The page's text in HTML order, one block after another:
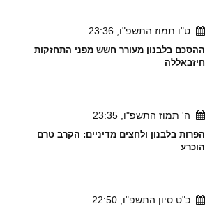
ט"ו תמוז התשפ"ו, 23:36
ההסכם בלבנון מעורר חשש מפני התחזקות
חיזבאללה
ה' תמוז התשפ"ו, 23:35
הפרות בלבנון ולחצים מדיניים: הקרב טרם
הוכרע
כ"ט סיון התשפ"ו, 22:50